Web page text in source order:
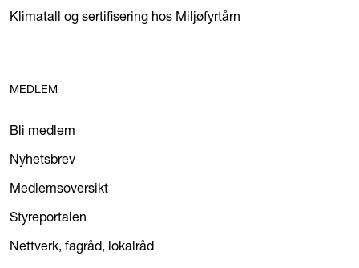
Klimatall og sertifisering hos Miljøfyrtårn
MEDLEM
Bli medlem
Nyhetsbrev
Medlemsoversikt
Styreportalen
Nettverk, fagråd, lokalråd